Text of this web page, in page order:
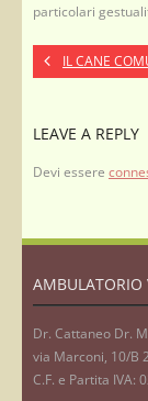
particolari
IL CANE
LEAVE A REPLY
Devi essere
AMBULATORIO
Dr. Cattaneo Dr.
via Marconi, 10/B
C.F. e Partita IVA: